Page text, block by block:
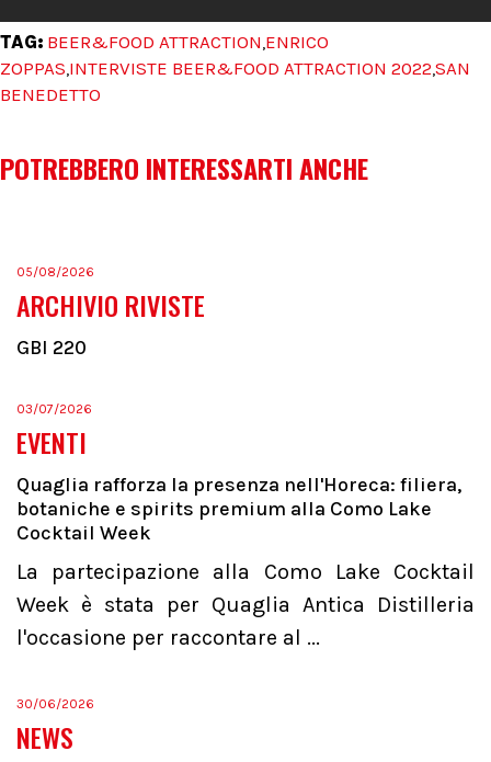
TAG: BEER&FOOD ATTRACTION,ENRICO
ZOPPAS,INTERVISTE BEER&FOOD ATTRACTION 2022,SAN
BENEDETTO
POTREBBERO INTERESSARTI ANCHE
05/08/2026
ARCHIVIO RIVISTE
GBI 220
03/07/2026
EVENTI
Quaglia rafforza la presenza nell'Horeca: filiera,
botaniche e spirits premium alla Como Lake
Cocktail Week
La partecipazione alla Como Lake Cocktail
Week è stata per Quaglia Antica Distilleria
l'occasione per raccontare al ...
30/06/2026
NEWS